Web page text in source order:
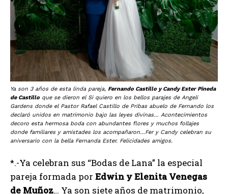
Ya son 3 años de esta linda pareja, Fernando Castillo y Candy Ester Pineda
de Castillo que se dieron el Si quiero en los bellos parajes de Angeli
Gardens donde el Pastor Rafael Castillo de Pribas abuelo de Fernando los
declaró unidos en matrimonio bajo las leyes divinas… Acontecimientos
decoro esta hermosa boda con abundantes flores y muchos follajes
donde familiares y amistades los acompañaron…Fer y Candy celebran su
aniversario con la bella Fernanda Ester. Felicidades amigos.
*.-Ya celebran sus “Bodas de Lana” la especial
pareja formada por Edwin y Elenita Venegas
de Muñoz… Ya son siete años de matrimonio,